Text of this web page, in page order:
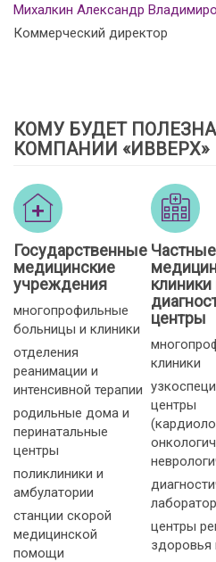
Михалкин Александр
Коммерческий директор
КОМУ БУДЕТ
КОМПАНИИ «ИВВЕРХ»
Государственные
медицинские
учреждения
многопрофильные
больницы и клиники
отделения
реанимации и
интенсивной терапии
родильные дома и
перинатальные
центры
поликлиники и
амбулатории
станции скорой
медицинской
помощи
Частные
клиники
центры
клиники
центры
центры